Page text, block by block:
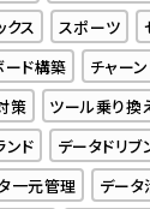
クス スポーツ
ード構築
チャー
策 ツール乗り換
ンド
データドリブ
一元管理
データ